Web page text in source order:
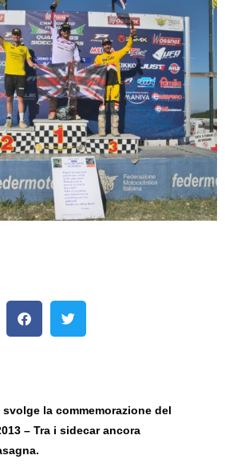
la commemorazione del
– Tra i sidecar ancora